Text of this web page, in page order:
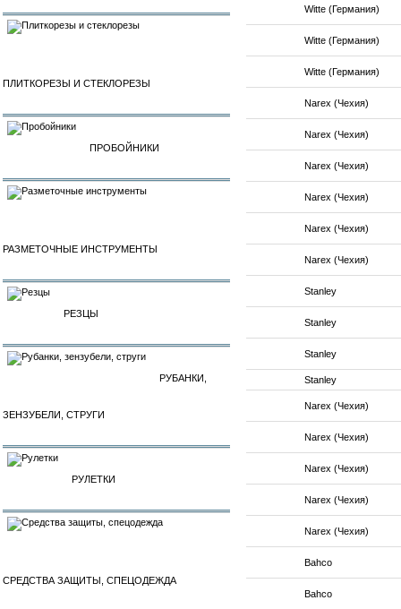
ПЛИТКОРЕЗЫ И СТЕКЛОРЕЗЫ
ПРОБОЙНИКИ
РАЗМЕТОЧНЫЕ ИНСТРУМЕНТЫ
РЕЗЦЫ
РУБАНКИ,
ЗЕНЗУБЕЛИ, СТРУГИ
РУЛЕТКИ
СРЕДСТВА ЗАЩИТЫ, СПЕЦОДЕЖДА
Witte (Германия)
Witte (Германия)
Witte (Германия)
Narex (Чехия)
Narex (Чехия)
Narex (Чехия)
Narex (Чехия)
Narex (Чехия)
Narex (Чехия)
Stanley
Stanley
Stanley
Stanley
Narex (Чехия)
Narex (Чехия)
Narex (Чехия)
Narex (Чехия)
Narex (Чехия)
Bahco
Bahco